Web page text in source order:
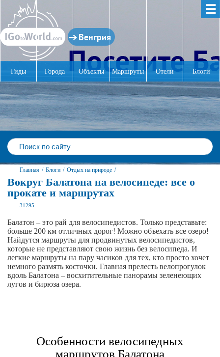
☰
Венгрия
Гиды Города Объекты Маршруты Отели Блоги
Главная / Блоги / Отдых на природе /
Вокруг Балатона на велосипеде: все о
прокате и маршрутах
31295
Балатон – это рай для велосипедистов. Только представьте:
больше 200 км отличных дорог! Можно объехать все озеро!
Найдутся маршруты для продвинутых велосипедистов,
которые не представляют свою жизнь без велосипеда. И
легкие маршруты на пару часиков для тех, кто просто хочет
немного размять косточки. Главная прелесть велопрогулок
вдоль Балатона – восхитительные панорамы зеленеющих
лугов и бирюза озера.
Особенности велосипедных
маршрутов Балатона